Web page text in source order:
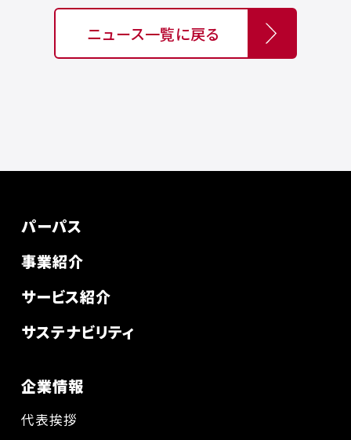
ニュース一覧に戻る
パーパス
事業紹介
サービス紹介
サステナビリティ
企業情報
代表挨拶